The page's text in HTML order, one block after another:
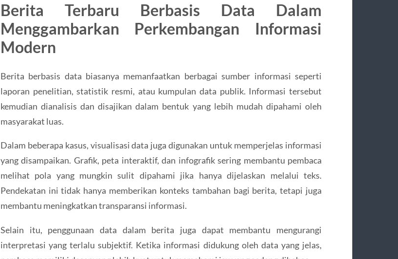
Berita Terbaru Berbasis Data Dalam
Menggambarkan Perkembangan Informasi
Modern
Berita berbasis data biasanya memanfaatkan berbagai sumber informasi seperti
laporan penelitian, statistik resmi, atau kumpulan data publik. Informasi tersebut
kemudian dianalisis dan disajikan dalam bentuk yang lebih mudah dipahami oleh
masyarakat luas.
Dalam beberapa kasus, visualisasi data juga digunakan untuk memperjelas informasi
yang disampaikan. Grafik, peta interaktif, dan infografik sering membantu pembaca
melihat pola yang mungkin sulit dipahami jika hanya dijelaskan melalui teks.
Pendekatan ini tidak hanya memberikan konteks tambahan bagi berita, tetapi juga
membantu meningkatkan transparansi informasi.
Selain itu, penggunaan data dalam berita juga dapat membantu mengurangi
interpretasi yang terlalu subjektif. Ketika informasi didukung oleh data yang jelas,